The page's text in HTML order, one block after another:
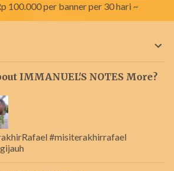
100.000 per banner per 30 hari ~
IMMANUEL'S NOTES More?
#misiterakhirrafael